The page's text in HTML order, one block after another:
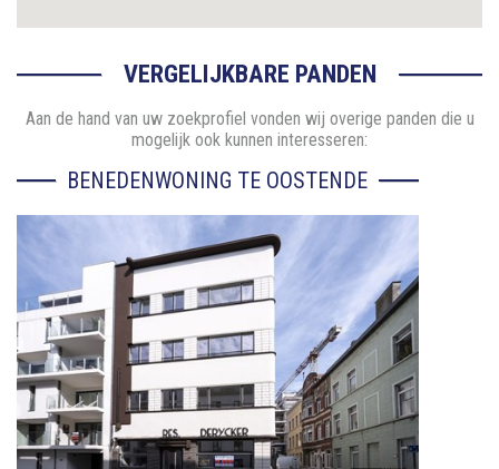
VERGELIJKBARE PANDEN
Aan de hand van uw zoekprofiel vonden wij overige panden die u
mogelijk ook kunnen interesseren:
BENEDENWONING TE OOSTENDE